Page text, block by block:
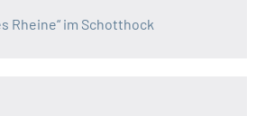
Rheine“ im Schotthock